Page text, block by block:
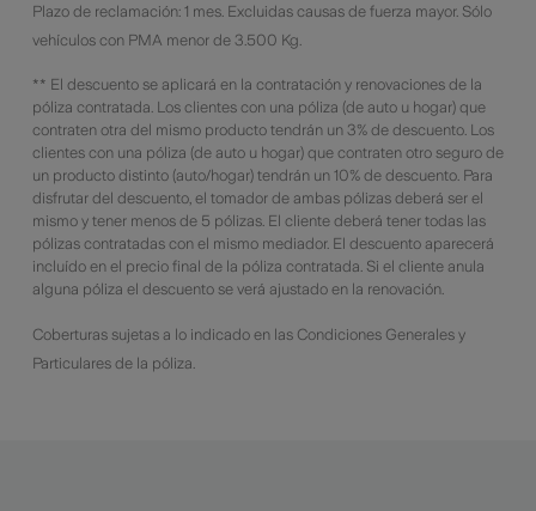
Plazo de reclamación: 1 mes. Excluidas causas de fuerza mayor. Sólo
vehículos con PMA menor de 3.500 Kg.
** El descuento se aplicará en la contratación y renovaciones de la
póliza contratada. Los clientes con una póliza (de auto u hogar) que
contraten otra del mismo producto tendrán un 3% de descuento. Los
clientes con una póliza (de auto u hogar) que contraten otro seguro de
un producto distinto (auto/hogar) tendrán un 10% de descuento. Para
disfrutar del descuento, el tomador de ambas pólizas deberá ser el
mismo y tener menos de 5 pólizas. El cliente deberá tener todas las
pólizas contratadas con el mismo mediador. El descuento aparecerá
incluído en el precio final de la póliza contratada. Si el cliente anula
alguna póliza el descuento se verá ajustado en la renovación.
Coberturas sujetas a lo indicado en las Condiciones Generales y
Particulares de la póliza.